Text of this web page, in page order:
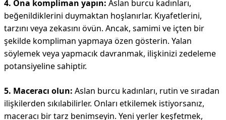
4. Ona kompliman yapın: Aslan burcu kadınları,
beğenildiklerini duymaktan hoşlanırlar. Kıyafetlerini,
tarzını veya zekasını övün. Ancak, samimi ve içten bir
şekilde kompliman yapmaya özen gösterin. Yalan
söylemek veya yapmacık davranmak, ilişkinizi zedeleme
potansiyeline sahiptir.
5. Maceracı olun: Aslan burcu kadınları, rutin ve sıradan
ilişkilerden sıkılabilirler. Onları etkilemek istiyorsanız,
maceracı bir tarz benimseyin. Yeni yerler keşfetmek,